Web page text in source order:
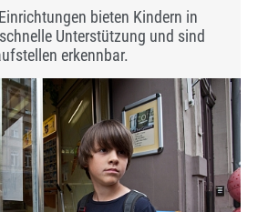
bieten Kindern in
Unterstützung und sind
erkennbar.